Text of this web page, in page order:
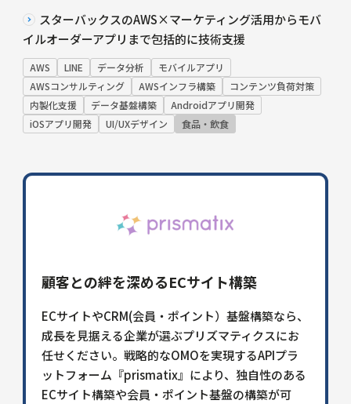
スターバックスのAWS×マーケティング活用からモバ
イルオーダーアプリまで包括的に技術支援
AWS LINE データ分析
モバイルアプリ
AWSコンサルティング
AWSインフラ構築
コンテンツ負荷対策
内製化支援
データ基盤構築
Androidアプリ開発
iOSアプリ開発
UI/UXデザイン 食品・飲食
顧客との絆を深めるECサイト構築
ECサイトやCRM(会員・ポイント）基盤構築なら、
成長を見据える企業が選ぶプリズマティクスにお
任せください。戦略的なOMOを実現するAPIプラ
ットフォーム『prismatix』により、独自性のある
ECサイト構築や会員・ポイント基盤の構築が可